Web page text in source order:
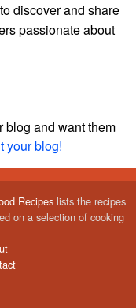
discover and share
passionate about
blog and want them
your blog!
Recipes lists the recipes
on a selection of cooking